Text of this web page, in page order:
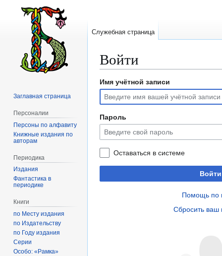
Войти
Перейти
навигации
Перейти
поиску
Имя учётной записи
Пароль
Оставаться в системе
Войти
Помощь по
Сбросить ваш
Служебная страница
Заглавная страница
Персоналии
Персоны по алфавиту
Книжные издания по
авторам
Периодика
Издания
Фантастика в
периодике
Книги
по Месту издания
по Издательству
по Году издания
Серии
Особо: «Рамка»